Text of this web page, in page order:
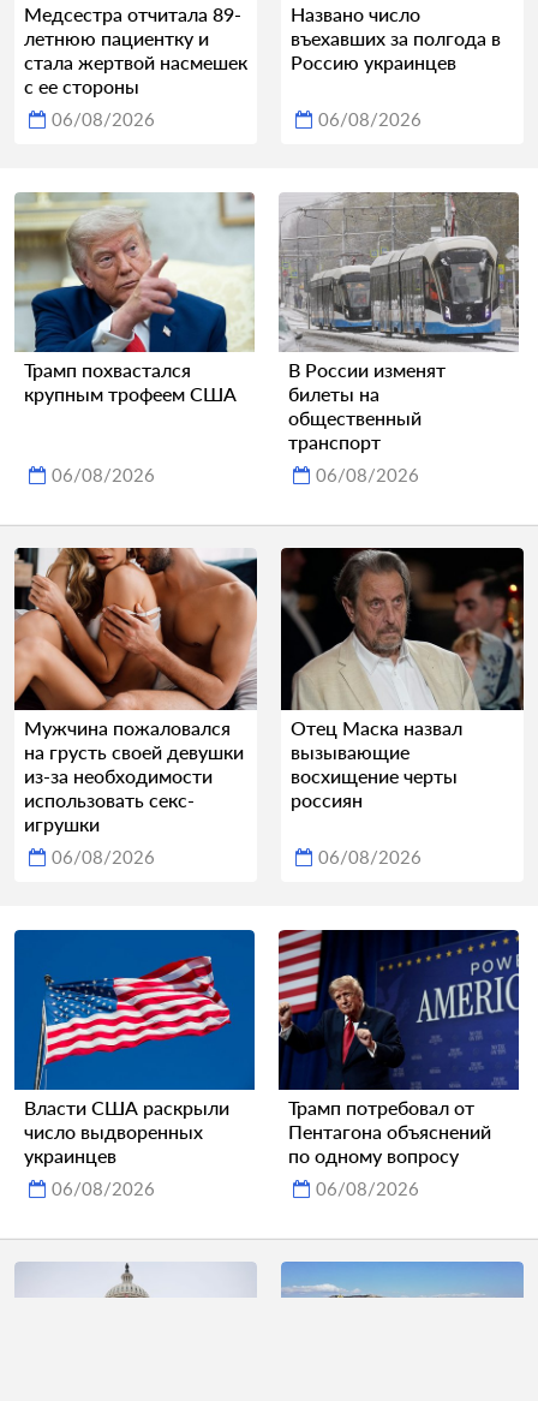
Медсестра отчитала 89-
летнюю пациентку и
стала жертвой насмешек
с ее стороны
06/08/2026
Названо число
въехавших за полгода в
Россию украинцев
06/08/2026
Трамп похвастался
крупным трофеем США
06/08/2026
В России изменят
билеты на
общественный
транспорт
06/08/2026
Мужчина пожаловался
на грусть своей девушки
из-за необходимости
использовать секс-
игрушки
06/08/2026
Отец Маска назвал
вызывающие
восхищение черты
россиян
06/08/2026
Власти США раскрыли
число выдворенных
украинцев
06/08/2026
Трамп потребовал от
Пентагона объяснений
по одному вопросу
06/08/2026